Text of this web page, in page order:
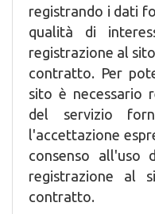
registrando i dati
qualità di
registrazione al
contratto. Per
sito è necessario
del servizio
l'accettazione
consenso
registrazione al
contratto.